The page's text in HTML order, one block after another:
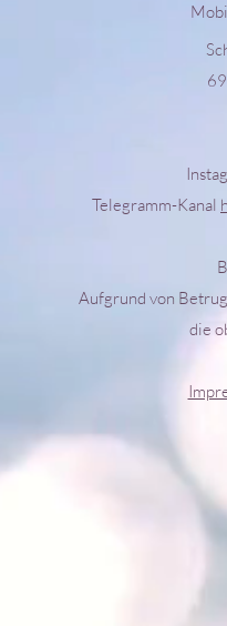
Telegramm-Kanal
Aufgrund von
die